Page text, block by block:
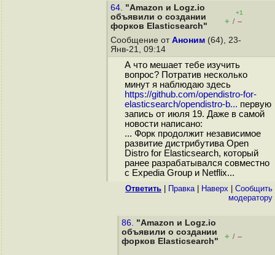
64. "Amazon и Logz.io
объявили о создании
форков Elasticsearch"
+1
+ / –
Сообщение от Аноним (64), 23-
Янв-21, 09:14
А что мешает тебе изучить
вопрос? Потратив несколько
минут я наблюдаю здесь
https://github.com/opendistro-for-
elasticsearch/opendistro-b... первую
запись от июля 19. Даже в самой
новости написано:
... Форк продолжит независимое
развитие дистрибутива Open
Distro for Elasticsearch, который
ранее разрабатывался совместно
с Expedia Group и Netflix...
Ответить Правка| Наверх
Cообщить
модератору
86. "Amazon и Logz.io
объявили о создании
форков Elasticsearch"
+ / –